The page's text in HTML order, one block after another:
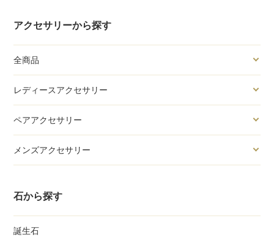
アクセサリーから探す
全商品
レディースアクセサリー
ペアアクセサリー
メンズアクセサリー
石から探す
誕生石